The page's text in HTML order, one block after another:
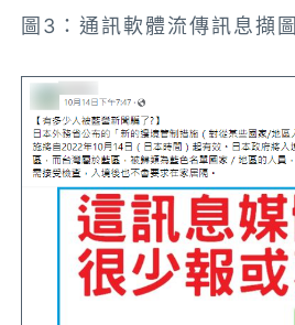
圖3：通訊軟體流傳訊息擷圖